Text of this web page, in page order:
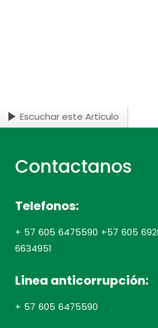
Escuchar este Articulo
Contactanos
Telefonos:
+ 57 605 6475590 +57 605
6634951
Linea anticorrupción:
+ 57 605 6475590